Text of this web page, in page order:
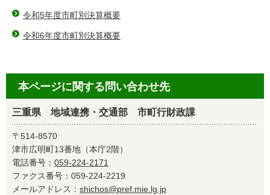
令和5年度市町別決算概要
令和6年度市町別決算概要
本ページに関する問い合わせ先
三重県 地域連携・交通部 市町行財政課
〒514-8570
津市広明町13番地（本庁2階）
電話番号： 059-224-2171
ファクス番号：059-224-2219
メールアドレス： shichos@pref.mie.lg.jp